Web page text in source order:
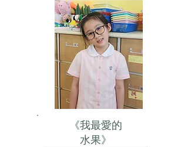
《我最愛的
水果》